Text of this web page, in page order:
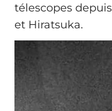
télescopes
et Hiratsuka.